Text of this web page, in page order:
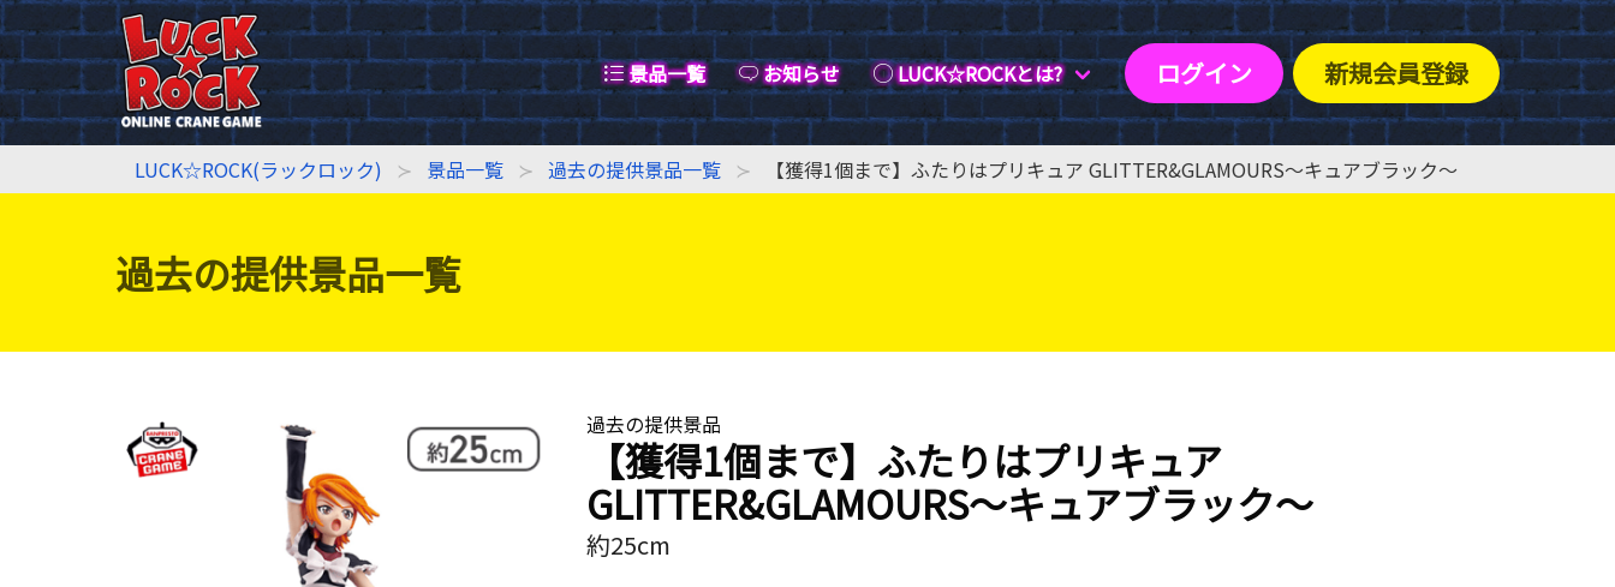
景品一覧 お知らせ LUCK☆ROCKとは? ログイン 新規会員登録
LUCK☆ROCK(ラックロック) 景品一覧 過去の提供景品一覧 【獲得1個まで】ふたりはプリキュア GLITTER&GLAMOURS〜キュアブラック〜
過去の提供景品一覧
過去の提供景品
【獲得1個まで】ふたりはプリキュア
GLITTER&GLAMOURS〜キュアブラック〜
約25cm